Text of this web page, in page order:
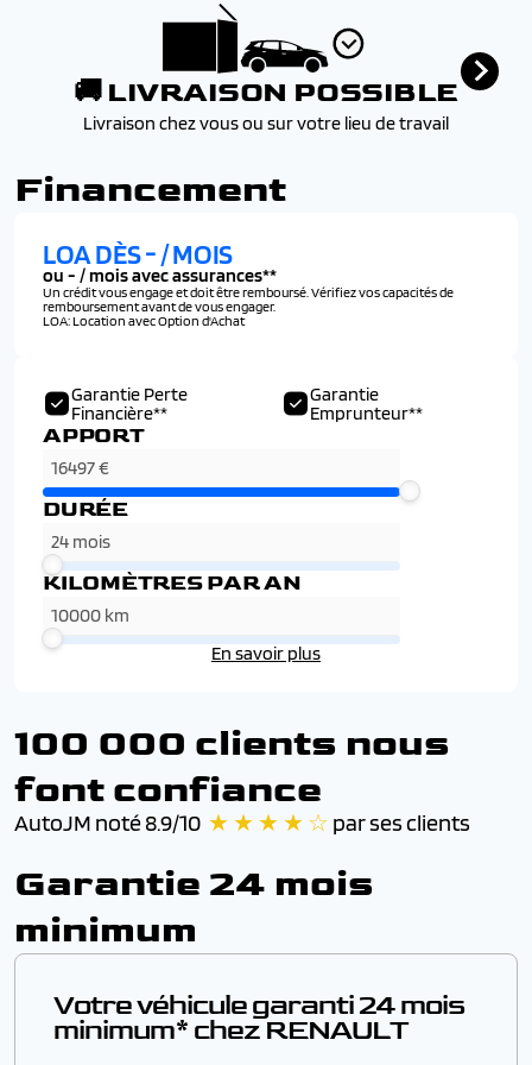
🚚 LIVRAISON POSSIBLE
Livraison chez vous ou sur votre lieu de travail
Financement
Garantie Perte
Financière**
Garantie
Emprunteur**
APPORT
DURÉE
KILOMÈTRES PAR AN
En savoir plus
LOA DÈS-/ MOIS
ou - / mois avec assurances**
Un crédit vous engage et doit être remboursé. Vérifiez vos capacités de
remboursement avant de vous engager.
LOA: Location avec Option d'Achat
100 000 clients nous
font confiance
AutoJM noté 8.9/10 ★ ★ ★ ★ ☆ par ses clients
Garantie 24 mois
minimum
Votre véhicule garanti 24 mois
minimum* chez RENAULT